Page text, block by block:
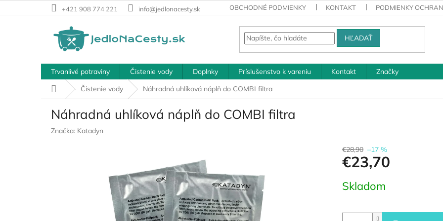
na
+421 908 774 221 info@jedlonacesty.sk OBCHODNÉ PODMIENKY KONTAKT PODMIENKY
HĽADAŤ
Trvanlivé potraviny Čistenie vody Doplnky Príslušenstvo k vareniu Kontakt
Značky
DomovČistenie vody Náhradná uhlíková náplň do COMBI filtra
Náhradná uhlíková náplň do COMBI filtra
Značka: Katadyn
€28,90 –17 %
€23,70
cena:
Skladom